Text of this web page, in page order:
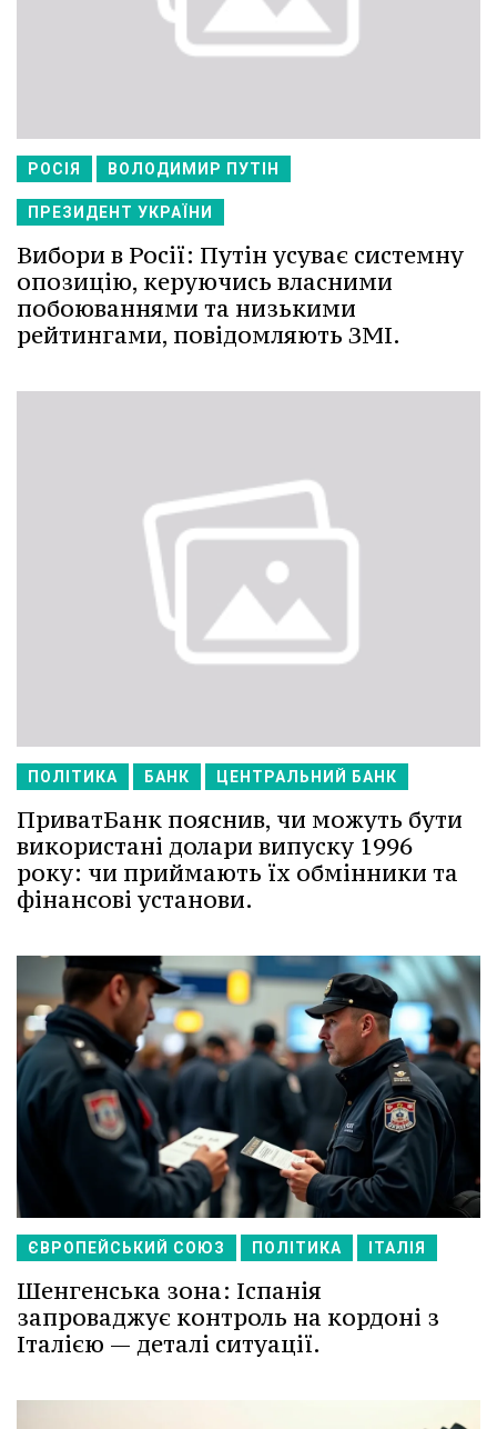
РОСІЯ ВОЛОДИМИР ПУТІН
ПРЕЗИДЕНТ УКРАЇНИ
Вибори в Росії: Путін усуває системну
опозицію, керуючись власними
побоюваннями та низькими
рейтингами, повідомляють ЗМІ.
ПОЛІТИКА БАНК ЦЕНТРАЛЬНИЙ БАНК
ПриватБанк пояснив, чи можуть бути
використані долари випуску 1996
року: чи приймають їх обмінники та
фінансові установи.
ЄВРОПЕЙСЬКИЙ СОЮЗ ПОЛІТИКА ІТАЛІЯ
Шенгенська зона: Іспанія
запроваджує контроль на кордоні з
Італією — деталі ситуації.